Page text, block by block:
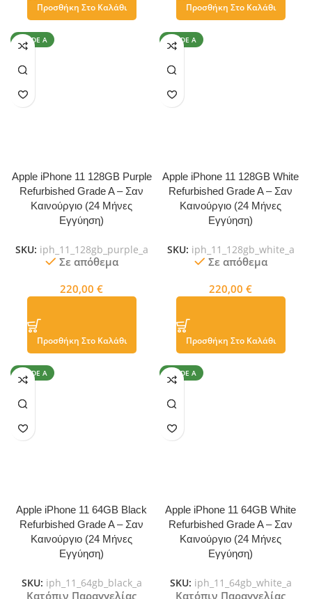
Προσθήκη Στο Καλάθι Προσθήκη Στο Καλάθι
GRADE A
Apple iPhone 11 128GB Purple
Refurbished Grade A – Σαν
Καινούργιο (24 Μήνες
Εγγύηση)
SKU: iph_11_128gb_purple_a
Σε απόθεμα
220,00 €
Προσθήκη Στο Καλάθι
GRADE A
Apple iPhone 11 128GB White
Refurbished Grade A – Σαν
Καινούργιο (24 Μήνες
Εγγύηση)
SKU: iph_11_128gb_white_a
Σε απόθεμα
220,00 €
Προσθήκη Στο Καλάθι
GRADE A
Apple iPhone 11 64GB Black
Refurbished Grade A – Σαν
Καινούργιο (24 Μήνες
Εγγύηση)
SKU: iph_11_64gb_black_a
Κατόπιν Παραγγελίας
GRADE A
Apple iPhone 11 64GB White
Refurbished Grade A – Σαν
Καινούργιο (24 Μήνες
Εγγύηση)
SKU: iph_11_64gb_white_a
Κατόπιν Παραγγελίας